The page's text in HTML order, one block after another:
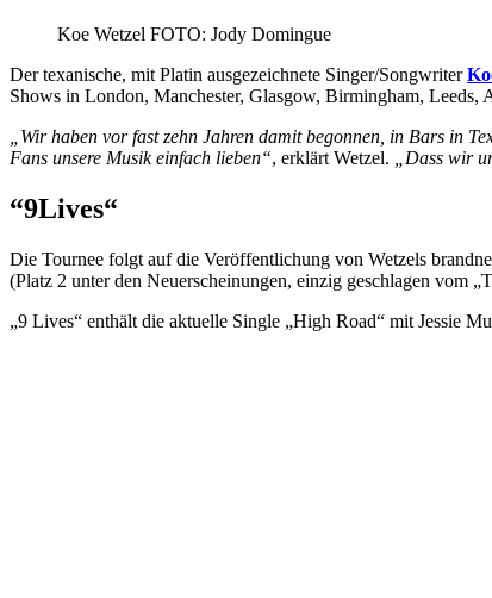
Koe Wetzel FOTO: Jody Domingue
Der texanische, mit Platin ausgezeichnete Singer/Songwriter
Shows in London, Manchester, Glasgow, Birmingham,
„Wir haben vor fast zehn Jahren damit begonnen, in Bars in
Fans unsere Musik einfach lieben“, erklärt Wetzel. „Dass wir
“9Lives“
Die Tournee folgt auf die Veröffentlichung von Wetzels
(Platz 2 unter den Neuerscheinungen, einzig geschlagen vom
„9 Lives“ enthält die aktuelle Single „High Road“ mit Jessie